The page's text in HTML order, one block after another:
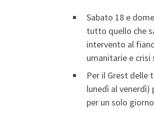
Sabato 18 e
tutto quello che
intervento al
umanitarie e crisi
Per il Grest delle
lunedì al venerdì)
per un solo